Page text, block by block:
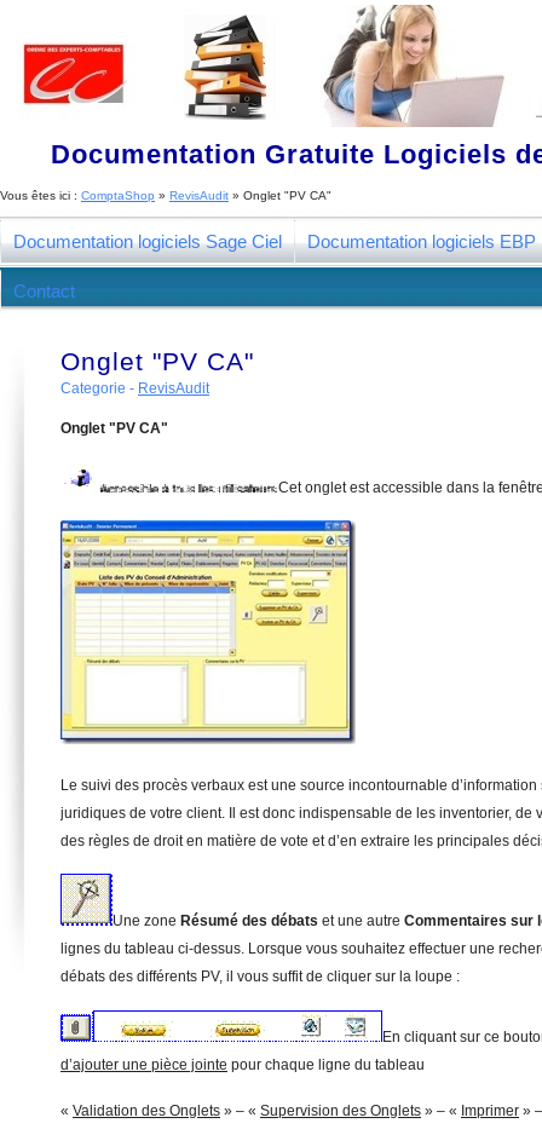
Documentation Gratuite Logiciels
Vous êtes ici : ComptaShop » RevisAudit » Onglet "PV CA"
Documentation logiciels Sage Ciel Documentation logiciels EBP
Contact
Onglet "PV CA"
Categorie - RevisAudit
Onglet "PV CA"
Cet onglet est accessible dans la
Le suivi des procès verbaux est une source incontournable
juridiques de votre client. Il est donc indispensable de les inventorier, de
des règles de droit en matière de vote et d’en extraire les principales
Une zone Résumé des débats et une autre Commentaires sur
lignes du tableau ci-dessus. Lorsque vous souhaitez effectuer une
débats des différents PV, il vous suffit de cliquer sur la loupe :
En cliquant sur ce
d’ajouter une pièce jointe pour chaque ligne du tableau
« Validation des Onglets » – « Supervision des Onglets » – « Imprimer »